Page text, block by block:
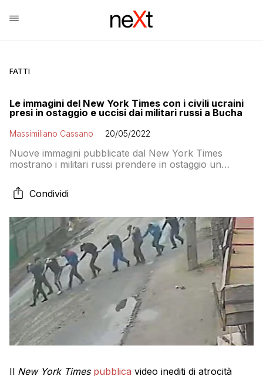
FATTI
Le immagini del New York Times con i civili ucraini
presi in ostaggio e uccisi dai militari russi a Bucha
Massimiliano Cassano 20/05/2022
Nuove immagini pubblicate dal New York Times
mostrano i militari russi prendere in ostaggio un
Condividi
Il New York Times pubblica video inediti di atrocità